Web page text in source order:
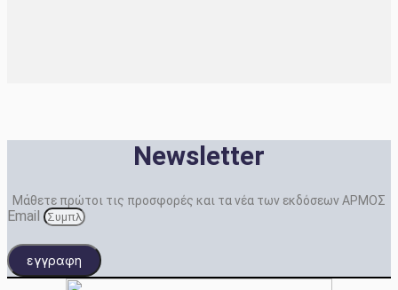
Newsletter
Μάθετε πρώτοι τις προσφορές και τα νέα των εκδόσεων ΑΡΜΟΣ
Email
εγγραφη